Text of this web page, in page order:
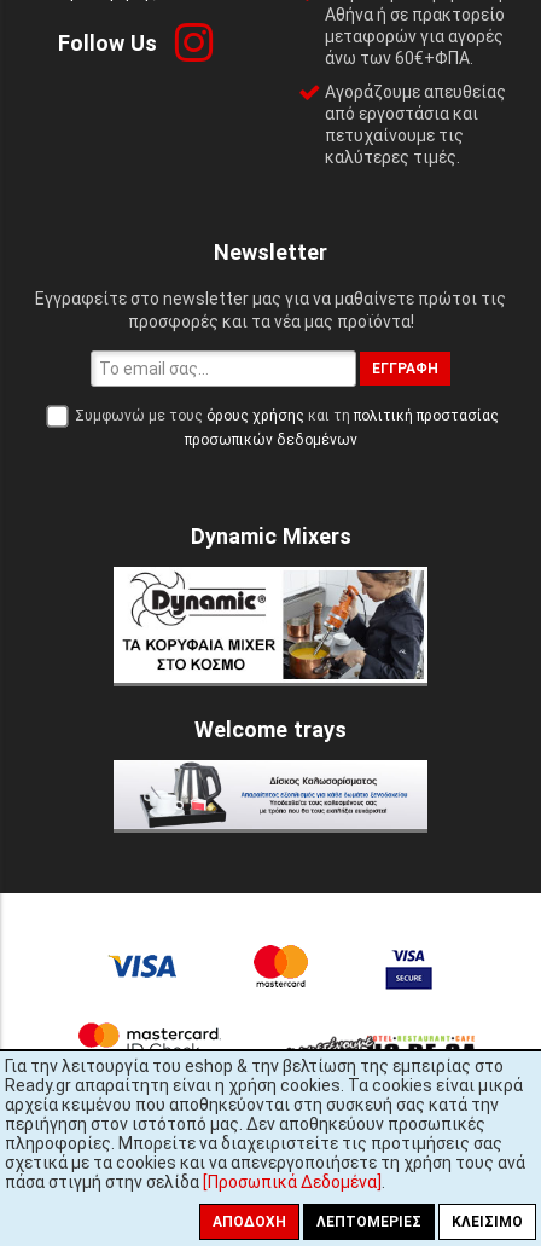
Για την λειτουργία του eshop & την βελτίωση της εμπειρίας στο
Ready.gr απαραίτητη είναι η χρήση cookies. Τα cookies είναι μικρά
αρχεία κειμένου που αποθηκεύονται στη συσκευή σας κατά την
περιήγηση στον ιστότοπό μας. Δεν αποθηκεύουν προσωπικές
πληροφορίες. Μπορείτε να διαχειριστείτε τις προτιμήσεις σας
σχετικά με τα cookies και να απενεργοποιήσετε τη χρήση τους ανά
πάσα στιγμή στην σελίδα [Προσωπικά Δεδομένα]
ΑΠΟΔΟΧΉ ΛΕΠΤΟΜΈΡΙΕΣ ΚΛΕΊΣΙΜΟ
Follow Us
Αθήνα ή σε πρακτορείο
μεταφορών για αγορές
άνω των 60€+ΦΠΑ.
Αγοράζουμε απευθείας
από εργοστάσια και
πετυχαίνουμε τις
καλύτερες τιμές.
Newsletter
Εγγραφείτε στο newsletter μας για να μαθαίνετε πρώτοι τις
προσφορές και τα νέα μας προϊόντα!
ΕΓΓΡΑΦΉ
Συμφωνώ με τους όρους χρήσης και τη πολιτική προστασίας
προσωπικών δεδομένων
Dynamic Mixers
Welcome trays
READY.gr © 2022 | All Rights Reserved
448x3145